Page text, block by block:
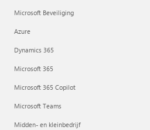
Microsoft Beveiliging
Azure
Dynamics 365
Microsoft 365
Microsoft 365 Copilot
Microsoft Teams
Midden- en kleinbedrijf